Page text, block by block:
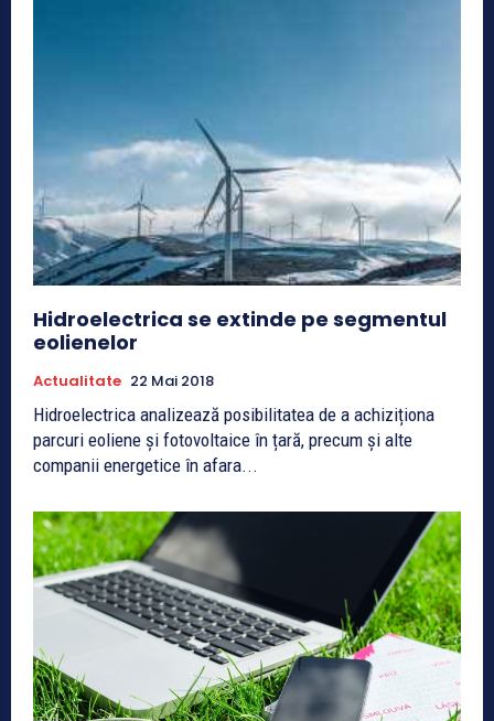
Hidroelectrica se extinde pe segmentul
eolienelor
Actualitate 22 Mai 2018
Hidroelectrica analizează posibilitatea de a achiziționa
parcuri eoliene și fotovoltaice în țară, precum și alte
companii energetice în afara...